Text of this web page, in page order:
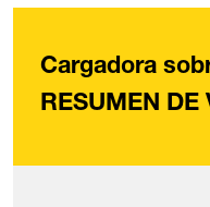
Cargadora
RESUMEN DE